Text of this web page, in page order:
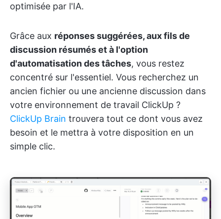
optimisée par l'IA.
Grâce aux réponses suggérées, aux fils de
discussion résumés et à l'option
d'automatisation des tâches, vous restez
concentré sur l'essentiel. Vous recherchez un
ancien fichier ou une ancienne discussion dans
votre environnement de travail ClickUp ?
ClickUp Brain trouvera tout ce dont vous avez
besoin et le mettra à votre disposition en un
simple clic.